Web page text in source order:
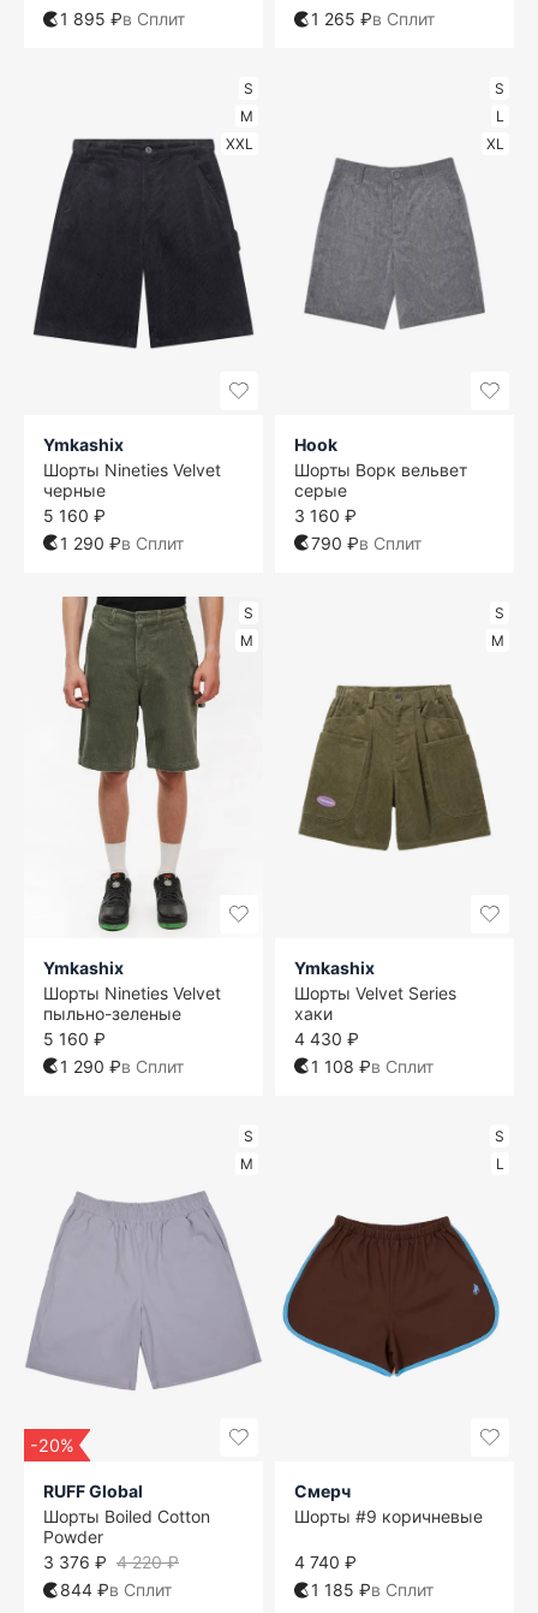
1 895 ₽в Сплит
1 265 ₽в Сплит
S
M
XXL
Ymkashix
Шорты Nineties Velvet
черные
5 160 ₽
1 290 ₽в Сплит
S
L
XL
Hook
Шорты Ворк вельвет
серые
3 160 ₽
790 ₽в Сплит
S
M
Ymkashix
Шорты Nineties Velvet
пыльно-зеленые
5 160 ₽
1 290 ₽в Сплит
S
M
Ymkashix
Шорты Velvet Series
хаки
4 430 ₽
1 108 ₽в Сплит
S
M
-20%
RUFF Global
Шорты Boiled Cotton
Powder
4 220 ₽
3 376 ₽
844 ₽в Сплит
S
L
Смерч
Шорты #9 коричневые
4 740 ₽
1 185 ₽в Сплит